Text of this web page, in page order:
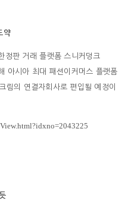
약
정판 거래 플랫폼 스니커덩크
아시아 최대 패션이커머스 플랫폼
림의 연결자회사로 편입될 예정이